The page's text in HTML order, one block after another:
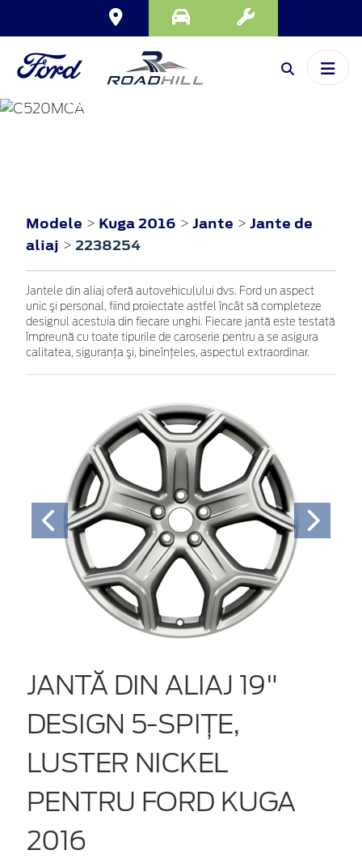
KUGA
Modele > Kuga 2016 > Jante > Jante de
aliaj > 2238254
Jantele din aliaj oferă autovehiculului dvs. Ford un aspect
unic şi personal, fiind proiectate astfel încât să completeze
designul acestuia din fiecare unghi. Fiecare jantă este testată
împreună cu toate tipurile de caroserie pentru a se asigura
calitatea, siguranţa şi, bineînţeles, aspectul extraordinar.
JANTĂ DIN ALIAJ 19"
DESIGN 5-SPIŢE,
LUSTER NICKEL
PENTRU FORD KUGA
2016